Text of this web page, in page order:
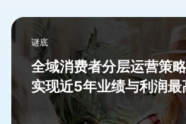
谜底
全域消费者分层运营策
实现近5年业绩与利润最